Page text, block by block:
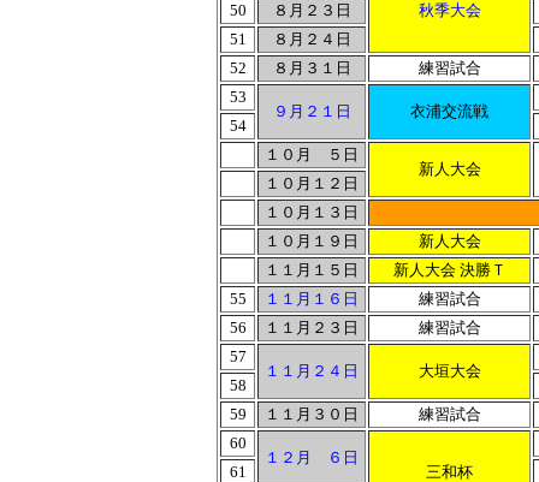
秋季大会
50
８月２３日
51
８月２４日
52
８月３１日
練習試合
53
９月２１日
衣浦交流戦
54
１０月 ５日
新人大会
１０月１２日
１０月１３日
１０月１９日
新人大会
１１月１５日
新人大会 決勝Ｔ
55
１１月１６日
練習試合
56
１１月２３日
練習試合
57
１１月２４日
大垣大会
58
59
１１月３０日
練習試合
60
１２月 ６日
三和杯
61